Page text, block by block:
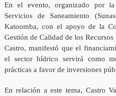
En el evento, organizado por la
Servicios de Saneamiento
Katoomba, con el apoyo de la
Gestión de Calidad de los
Castro, manifestó que el
el sector hídrico servirá como
prácticas a favor de inversiones
En relación a este tema, Castro